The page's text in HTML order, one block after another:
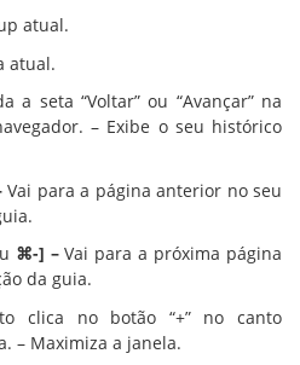
atual.
atual.
a seta “Voltar” ou “Avançar” na
– Exibe o seu histórico
Vai para a página anterior no seu
⌘-] –Vai para a próxima página
da guia.
clica no botão “+” no canto
– Maximiza a janela.